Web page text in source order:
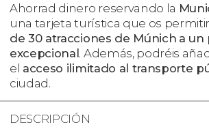
Ahorrad dinero reservando la
una tarjeta turística que os
de 30 atracciones de Múnich a un
excepcional. Además, podréis
el acceso ilimitado al transporte
ciudad.
DESCRIPCIÓN